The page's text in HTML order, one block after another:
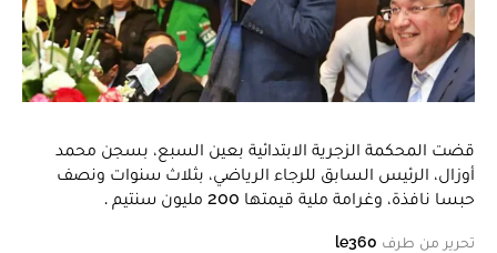
قضت المحكمة الزجرية الابتدائية بعين السبع، بسجن محمد
أوزال، الرئيس السابق للرجاء الرياضي، بثلاث سنوات ونصف
حبسا نافذة، وغرامة ملية قيمتها 200 مليون سنتيم .
تحرير من طرف le360